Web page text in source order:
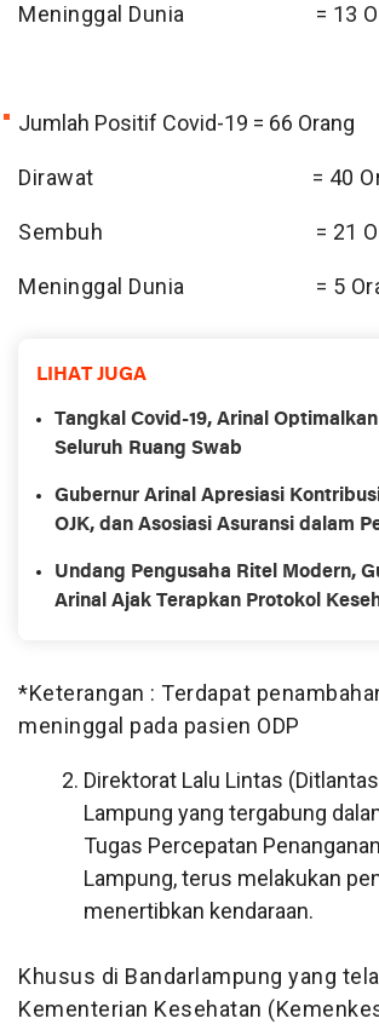
Meninggal Dunia = 13
Jumlah Positif Covid-19 = 66 Orang
Dirawat = 40
Sembuh = 21
Meninggal Dunia = 5
LIHAT JUGA
Tangkal Covid-19, Arinal
Seluruh Ruang Swab
Gubernur Arinal Apresiasi
OJK, dan Asosiasi Asuransi dalam
Undang Pengusaha Ritel Modern,
Arinal Ajak Terapkan Protokol
*Keterangan : Terdapat
meninggal pada pasien ODP
Direktorat Lalu Lintas
Lampung yang tergabung
Tugas Percepatan
Lampung, terus melakukan
menertibkan kendaraan.
Khusus di Bandarlampung yang
Kementerian Kesehatan